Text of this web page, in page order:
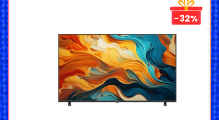
-32%